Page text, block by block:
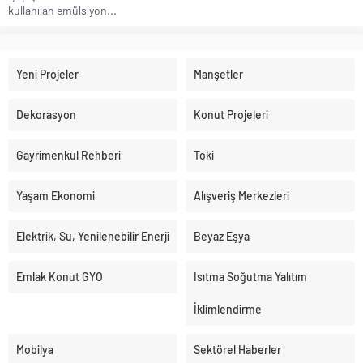
kullanılan emülsiyon...
Yeni Projeler Manşetler
Dekorasyon Konut Projeleri
Gayrimenkul Rehberi Toki
Yaşam Ekonomi Alışveriş Merkezleri
Elektrik, Su, Yenilenebilir Enerji Beyaz Eşya
Emlak Konut GYO Isıtma Soğutma Yalıtım
İklimlendirme
Mobilya Sektörel Haberler